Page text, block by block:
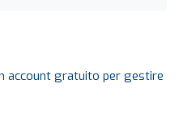
account gratuito per gestire